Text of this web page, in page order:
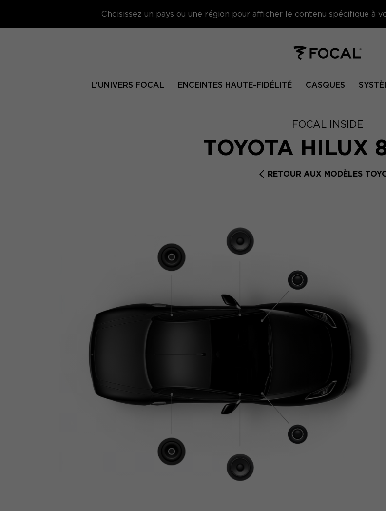
Choisissez un pays ou une région pour afficher le contenu spécifique à
L'UNIVERS FOCAL ENCEINTES HAUTE-FIDÉLITÉ CASQUES
FOCAL INSIDE
TOYOTA HILUX
RETOUR AUX MODÈLES